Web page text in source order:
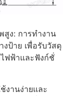
สูง: การทำงาน
ป้าย เพื่อรับวัสดุ
ฟฟ้าและฟังก์ชั่
งานง่ายและ